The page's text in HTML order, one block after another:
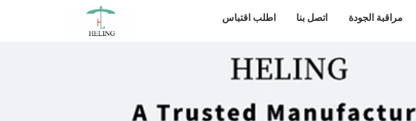
مراقبة الجودة اتصل بنا اطلب اقتباس